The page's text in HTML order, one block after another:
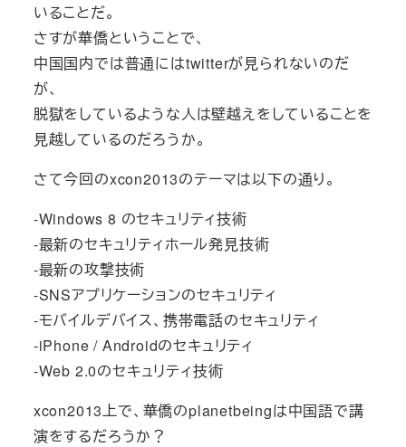
いることだ。
さすが華僑ということで、
中国国内では普通にはtwitterが見られないのだ
が、
脱獄をしているような人は壁越えをしていることを
見越しているのだろうか。
さて今回のxcon2013のテーマは以下の通り。
-Windows 8 のセキュリティ技術
-最新のセキュリティホール発見技術
-最新の攻撃技術
-SNSアプリケーションのセキュリティ
-モバイルデバイス、携帯電話のセキュリティ
-iPhone / Androidのセキュリティ
-Web 2.0のセキュリティ技術
xcon2013上で、華僑のplanetbeingは中国語で講
演をするだろうか？